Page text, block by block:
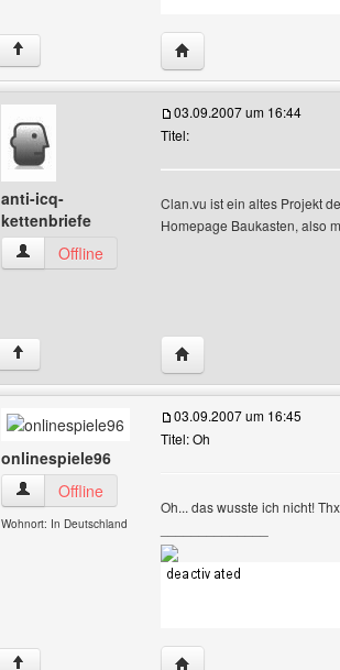
↑ Website dieses
anti-icq-
kettenbriefe
anti-icq-kettenbriefe Benutzer-Profile anzeigen
Offline
03.09.2007 um 16:44
Titel:
Clan.vu ist ein altes Projekt
Homepage Baukasten, also
↑ Website dieses
onlinespiele96
onlinespiele96 Benutzer-Profile anzeigen
Offline
Wohnort: In Deutschland
03.09.2007 um 16:45
Titel: Oh
Oh... das wusste ich nicht! Thx
↑ Website dieses